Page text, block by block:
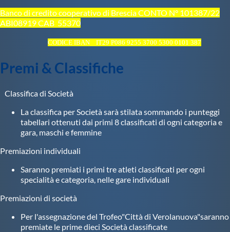
Banco di credito cooperativo di Brescia CONTO N° 101387/22
ABI08919 CAB 55370
CODICE IBAN IT29 P086 9255 3700 5300 0101 387
Premi & Classifiche
Classifica di Società
La classifica per Società sarà stilata sommando i punteggi
tabellari ottenuti dai primi 8 classificati di ogni categoria e
gara, maschi e femmine
Premiazioni individuali
Saranno premiati i primi tre atleti classificati per ogni
specialità e categoria, nelle gare individuali
Premiazioni di società
Per l'assegnazione del Trofeo"Città di Verolanuova"saranno
premiate le prime dieci Società classificate